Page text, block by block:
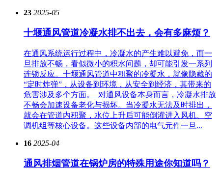
23 2025-05
十堰通风管道冷凝水排不出去，会有多麻烦？
在通风系统运行过程中，冷凝水的产生难以避免，而一
旦排放不畅，看似微小的积水问题，却可能引发一系列
连锁反应。十堰通风管道中积聚的冷凝水，就像隐藏的
“定时炸弹”，从设备到环境，从安全到经济，其带来的
危害涉及多个方面。​ 对通风设备本身而言，冷凝水排放
不畅会加速设备老化与损坏。当冷凝水无法及时排出，
就会在管道内积聚，水位上升后可能倒灌进入风机、空
调机组等核心设备。这些设备内部的电气元件一旦...
16 2025-04
通风排烟管道在锅炉房的特殊用途你知道吗？